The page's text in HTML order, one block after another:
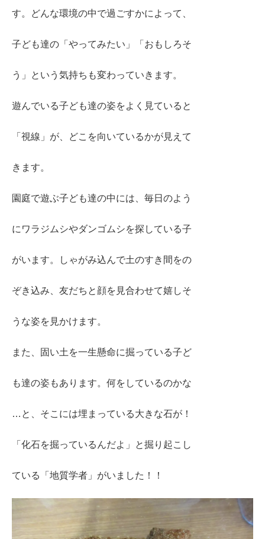
す。どんな環境の中で過ごすかによって、
子ども達の「やってみたい」「おもしろそ
う」という気持ちも変わっていきます。
遊んでいる子ども達の姿をよく見ていると
「視線」が、どこを向いているかが見えて
きます。
園庭で遊ぶ子ども達の中には、毎日のよう
にワラジムシやダンゴムシを探している子
がいます。しゃがみ込んで土のすき間をの
ぞき込み、友だちと顔を見合わせて嬉しそ
うな姿を見かけます。
また、固い土を一生懸命に掘っている子ど
も達の姿もあります。何をしているのかな
…と、そこには埋まっている大きな石が！
「化石を掘っているんだよ」と掘り起こし
ている「地質学者」がいました！！